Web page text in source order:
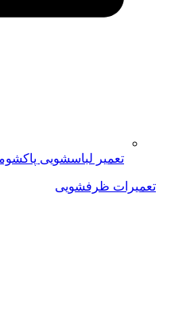
تعمیر لباسشویی پاکشوما
تعمیرات ظرفشویی